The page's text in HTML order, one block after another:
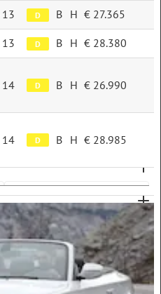
221
2.053
1.325
1.470
266
4
210
13 D B H € 27.365
13 D B H € 28.380
14 D B H € 26.990
14 D B H € 28.985